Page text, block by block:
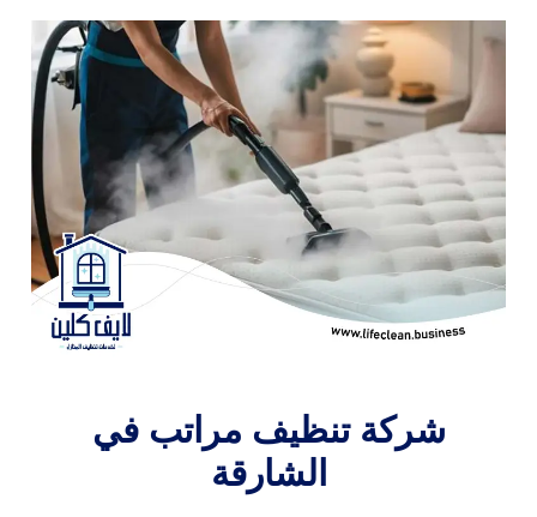
شركة تنظيف مراتب في
الشارقة